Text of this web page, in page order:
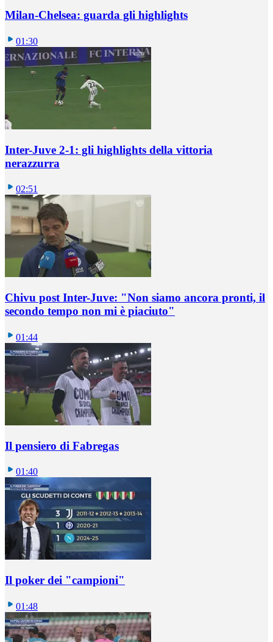
Milan-Chelsea: guarda gli highlights
01:30
Inter-Juve 2-1: gli highlights della vittoria
nerazzurra
02:51
Chivu post Inter-Juve: "Non siamo ancora pronti, il
secondo tempo non mi è piaciuto"
01:44
Il pensiero di Fabregas
01:40
Il poker dei "campioni"
01:48